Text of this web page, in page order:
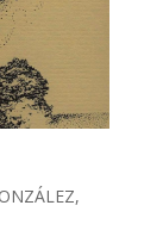
,